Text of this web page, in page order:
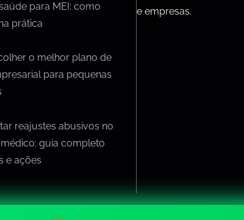
para MEI: como
prática
o melhor plano de
para pequenas
reajustes abusivos no
guia completo
e ações
e empresas.